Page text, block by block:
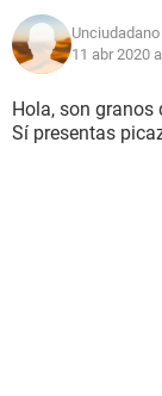
Unciudadano
11 abr 2020
Hola, son granos
Sí presentas